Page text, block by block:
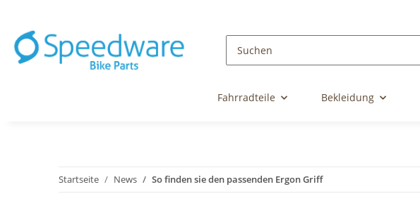
Fahrradteile Bekleidung
Startseite News So finden sie den passenden Ergon Griff